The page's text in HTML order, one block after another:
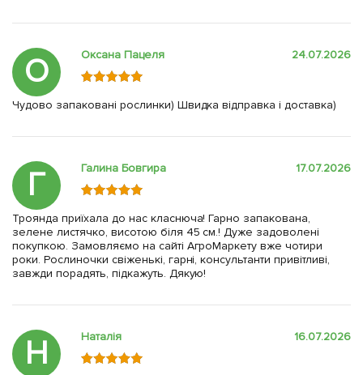
О Оксана Пацеля 24.07.2026
Чудово запаковані рослинки) Швидка відправка і доставка)
Г Галина Бовгира 17.07.2026
Троянда приїхала до нас класнюча! Гарно запакована,
зелене листячко, висотою біля 45 см.! Дуже задоволені
покупкою. Замовляємо на сайті АгроМаркету вже чотири
роки. Рослиночки свіженькі, гарні, консультанти привітливі,
завжди порадять, підкажуть. Дякую!
Н Наталія 16.07.2026